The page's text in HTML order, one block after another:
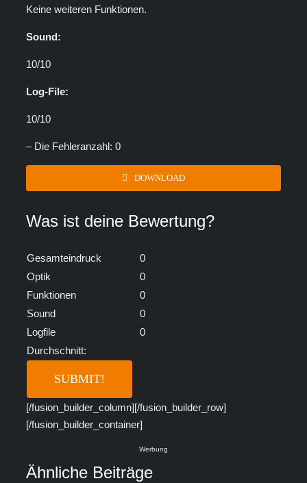
Keine weiteren Funktionen.
Sound:
10/10
Log-File:
10/10
– Die Fehleranzahl: 0
DOWNLOAD
Was ist deine Bewertung?
Gesamteindruck
0
Optik
0
Funktionen
0
Sound
0
Logfile
0
Durchschnitt:
[/fusion_builder_column][/fusion_builder_row]
[/fusion_builder_container]
Werbung
Ähnliche Beiträge